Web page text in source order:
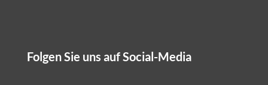
Folgen Sie uns auf Social-Media